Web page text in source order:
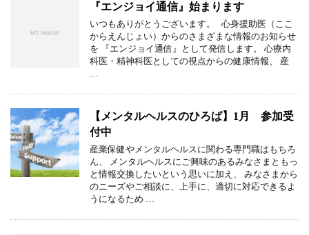
『エンジョイ通信』始まります
いつもありがとうございます。 心身援助医（ここ
からえんじょい）からのさまざまな情報のお知らせ
を 『エンジョイ通信』として発信します。 心療内
科医・精神科医としての視点からの健康情報、 産
…
【メンタルヘルスのひろば】1月 参加受
付中
産業保健やメンタルヘルスに関わる専門職はもちろ
ん、 メンタルヘルスにご興味のあるみなさまともっ
と情報交換したいという思いに加え、 みなさまから
のニーズやご相談に、上手に、適切に対応できるよ
うになるため …